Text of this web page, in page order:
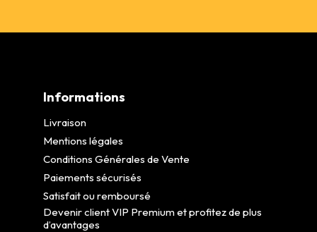
Informations
Livraison
Mentions légales
Conditions Générales de Vente
Paiements sécurisés
Satisfait ou remboursé
Devenir client VIP Premium et profitez de plus
d’avantages